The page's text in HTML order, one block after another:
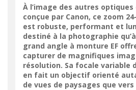
À l’image des autres optiques
conçue par Canon, ce zoom
est robuste, performant et
destiné à la photographie
grand angle à monture EF
capturer de magnifiques
résolution. Sa focale variable
en fait un objectif orienté
de vues de paysages que